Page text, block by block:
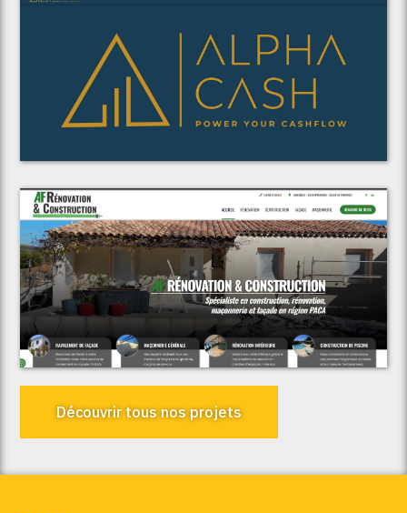
Voir le projet
Alpha Cash Consulting
Voir le projet
AF Rénovation & Construction
Découvrir tous nos projets